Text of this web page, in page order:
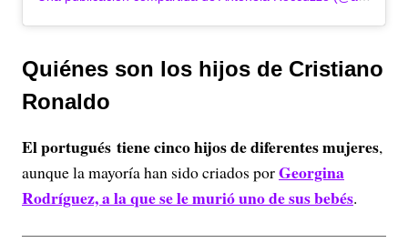
Quiénes son los hijos de Cristiano
Ronaldo
El portugués tiene cinco hijos de diferentes mujeres,
aunque la mayoría han sido criados porGeorgina
Rodríguez, a la que se le murió uno de sus bebés.